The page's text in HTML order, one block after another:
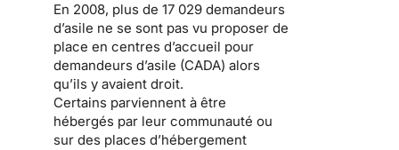
En 2008, plus de 17 029 demandeurs
d’asile ne se sont pas vu proposer de
place en centres d’accueil pour
demandeurs d’asile (CADA) alors
qu’ils y avaient droit.
Certains parviennent à être
hébergés par leur communauté ou
sur des places d’hébergement